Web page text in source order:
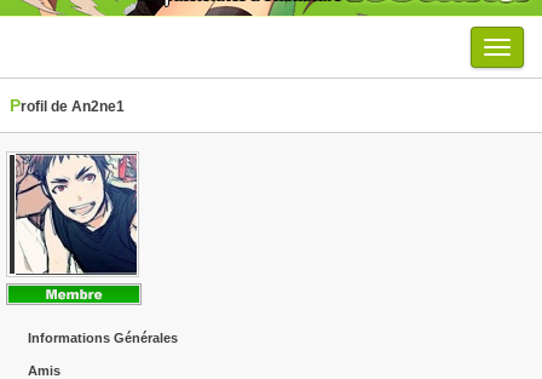
Menu
Profil de An2ne1
Informations Générales
Amis